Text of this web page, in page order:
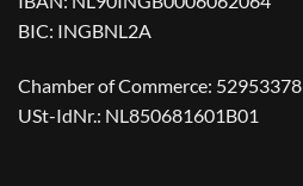
BIC: INGBNL2A
Chamber of Commerce: 52953378
USt-IdNr.: NL850681601B01